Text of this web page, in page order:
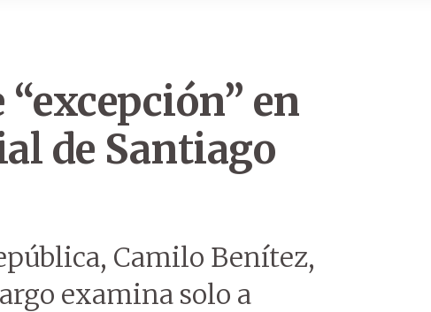
en
de Santiago
Camilo Benítez,
examina solo a